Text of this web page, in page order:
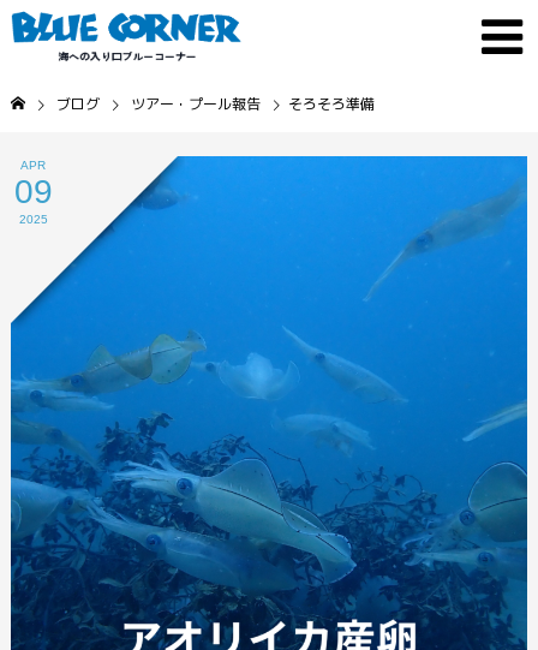
ブログ ツアー・プール報告 そろそろ準備
APR
09
2025